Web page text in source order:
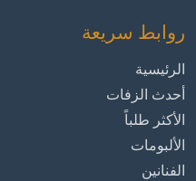
روابط سريعة
الرئيسية
أحدث الزفات
الأكثر طلباً
الألبومات
الفنانين